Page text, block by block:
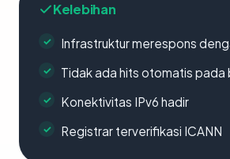
Kelebihan
Infrastruktur merespons
Tidak ada hits otomatis pada
Konektivitas IPv6 hadir
Registrar terverifikasi ICANN